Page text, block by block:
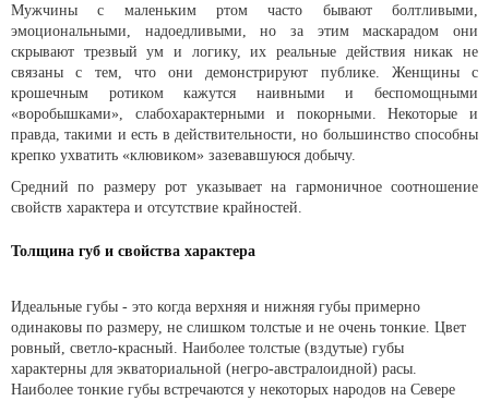
Мужчины с маленьким ртом часто бывают болтливыми,
эмоциональными, надоедливыми, но за этим маскарадом они
скрывают трезвый ум и логику, их реальные действия никак не
связаны с тем, что они демонстрируют публике. Женщины с
крошечным ротиком кажутся наивными и беспомощными
«воробышками», слабохарактерными и покорными. Некоторые и
правда, такими и есть в действительности, но большинство способны
крепко ухватить «клювиком» зазевавшуюся добычу.
Средний по размеру рот указывает на гармоничное соотношение
свойств характера и отсутствие крайностей.
Толщина губ и свойства характера
Идеальные губы - это когда верхняя и нижняя губы примерно
одинаковы по размеру, не слишком толстые и не очень тонкие. Цвет
ровный, светло-красный. Наиболее толстые (вздутые) губы
характерны для экваториальной (негро-австралоидной) расы.
Наиболее тонкие губы встречаются у некоторых народов на Севере